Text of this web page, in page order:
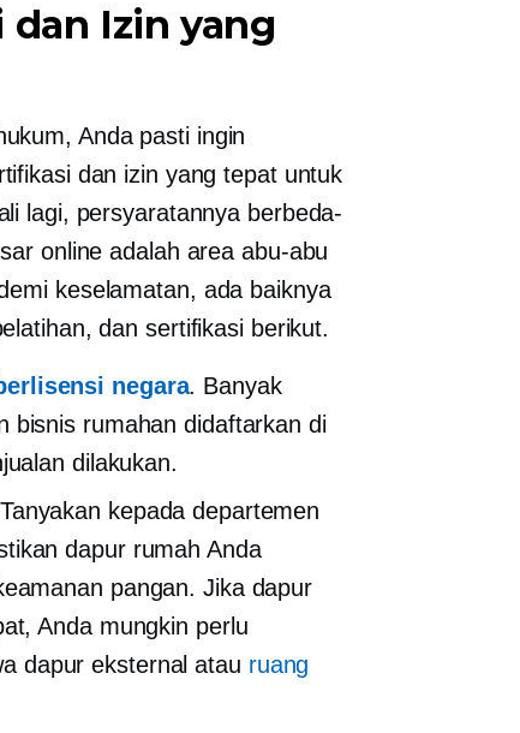
Izin yang
Anda pasti ingin
dan izin yang tepat untuk
lagi, persyaratannya berbeda-
online adalah area abu-abu
keselamatan, ada baiknya
dan sertifikasi berikut.
negara. Banyak
bisnis rumahan didaftarkan di
dilakukan.
kepada departemen
dapur rumah Anda
pangan. Jika dapur
Anda mungkin perlu
dapur eksternal atau ruang